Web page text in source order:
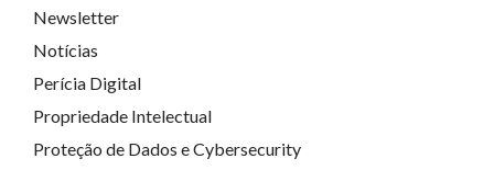
Newsletter
Notícias
Perícia Digital
Propriedade Intelectual
Proteção de Dados e Cybersecurity